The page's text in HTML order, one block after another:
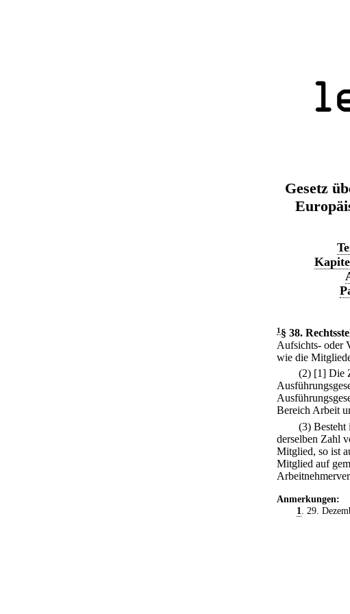
Gesetz
1 § 38.
Aufsichts- oder
wie die
(2) [1] Die
Bereich Arbeit
(3) Besteht
derselben Zahl
Mitglied, so ist
Mitglied auf
Anmerkungen:
1
. 29.